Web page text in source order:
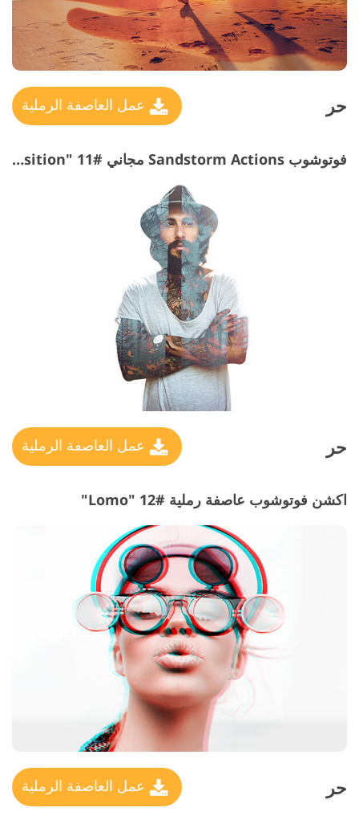
حر عمل العاصفة الرملية
فوتوشوب Sandstorm Actions مجاني #11 "Imposition"
حر عمل العاصفة الرملية
اكشن فوتوشوب عاصفة رملية #12 "Lomo"
حر عمل العاصفة الرملية